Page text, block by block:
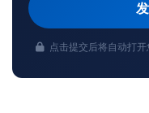
点击提交后将自动打开